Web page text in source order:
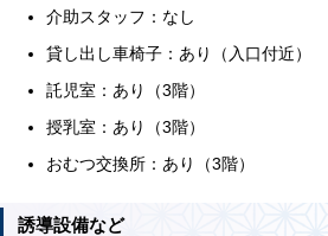
介助スタッフ：なし
貸し出し車椅子：あり（入口付近）
託児室：あり（3階）
授乳室：あり（3階）
おむつ交換所：あり（3階）
誘導設備など